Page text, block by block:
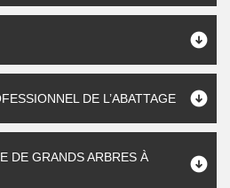
DE L’ABATTAGE
DE GRANDS ARBRES À